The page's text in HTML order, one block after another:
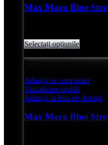
Max Mara Blue
Selectați opțiunile
Adaugă la comparare
Vizualizare rapidă
Adaugă la lista de dorințe
Max Mara Blue